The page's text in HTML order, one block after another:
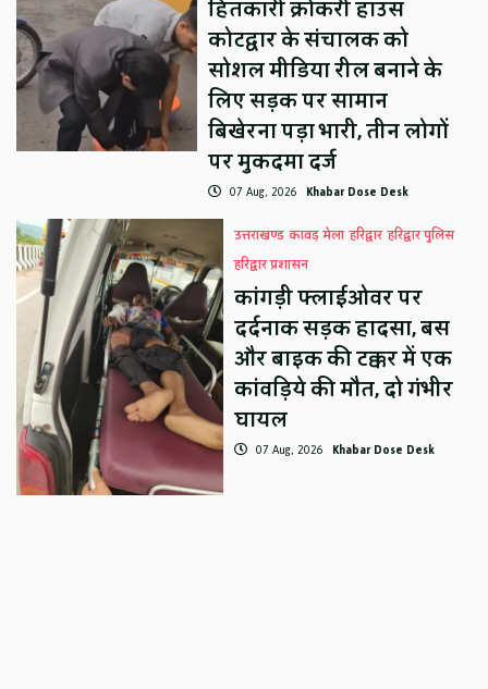
हितकारी क्रोकरी हाउस
कोटद्वार के संचालक को
सोशल मीडिया रील बनाने के
लिए सड़क पर सामान
बिखेरना पड़ा भारी, तीन लोगों
पर मुकदमा दर्ज
07 Aug, 2026 Khabar Dose Desk
उत्तराखण्ड कावड़ मेला हरिद्वार हरिद्वार पुलिस
हरिद्वार प्रशासन
कांगड़ी फ्लाईओवर पर
दर्दनाक सड़क हादसा, बस
और बाइक की टक्कर में एक
कांवड़िये की मौत, दो गंभीर
घायल
07 Aug, 2026 Khabar Dose Desk